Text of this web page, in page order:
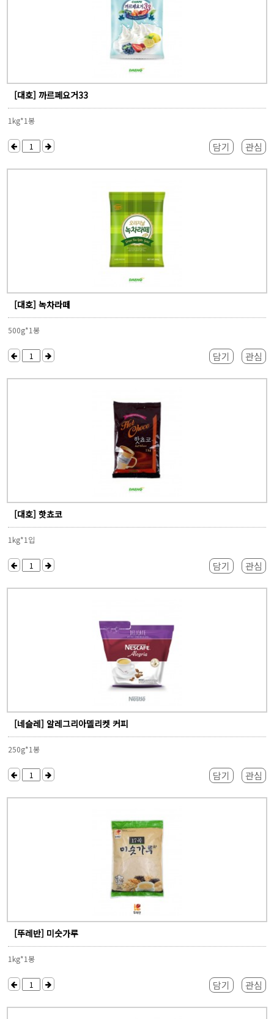
[대호] 까르페요거33
1kg*1봉
담기 관심
[대호] 녹차라떼
500g*1봉
담기 관심
[대호] 핫쵸코
1kg*1입
담기 관심
[네슬레] 알레그리아델리켓 커피
250g*1봉
담기 관심
[뚜레반] 미숫가루
1kg*1봉
담기 관심